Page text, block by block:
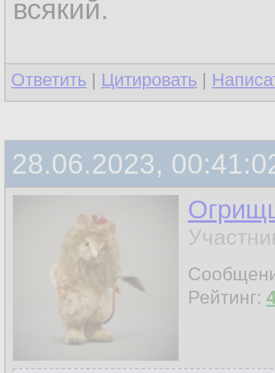
всякий.
Ответить | Цитировать |
28.06.2023,
Рейтинг: